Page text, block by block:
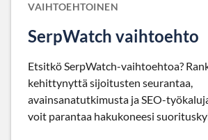
VAIHTOEHTOINEN
SerpWatch vaihtoehto
Etsitkö SerpWatch-vaihtoehtoa?
kehittynyttä sijoitusten seurantaa,
avainsanatutkimusta ja SEO-
voit parantaa hakukoneesi